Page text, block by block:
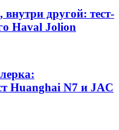
другой: тест-
Haval Jolion
Huanghai N7 и JAC